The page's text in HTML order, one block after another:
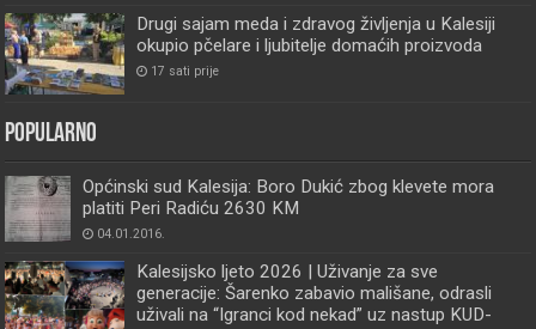
Drugi sajam meda i zdravog življenja u Kalesiji
okupio pčelare i ljubitelje domaćih proizvoda
17 sati prije
Popularno
Općinski sud Kalesija: Boro Dukić zbog klevete mora
platiti Peri Radiću 2630 KM
04.01.2016.
Kalesijsko ljeto 2026 | Uživanje za sve
generacije: Šarenko zabavio mališane, odrasli
uživali na “Igranci kod nekad” uz nastup KUD-